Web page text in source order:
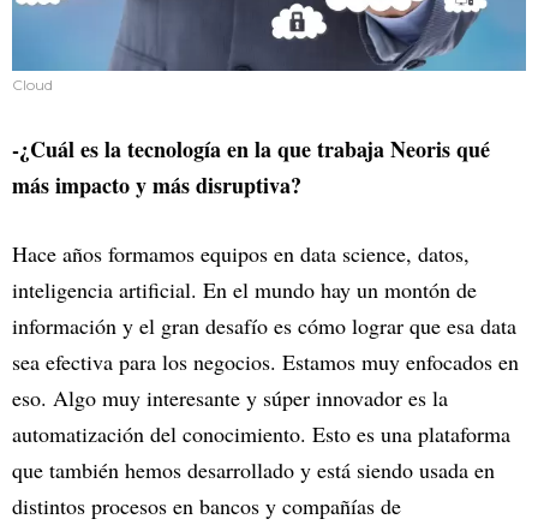
Cloud
-¿Cuál es la tecnología en la que trabaja Neoris qué
más impacto y más disruptiva?
Hace años formamos equipos en data science, datos,
inteligencia artificial. En el mundo hay un montón de
información y el gran desafío es cómo lograr que esa data
sea efectiva para los negocios. Estamos muy enfocados en
eso. Algo muy interesante y súper innovador es la
automatización del conocimiento. Esto es una plataforma
que también hemos desarrollado y está siendo usada en
distintos procesos en bancos y compañías de